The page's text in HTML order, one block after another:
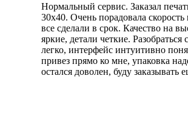
Нормальный сервис. Заказал
30х40. Очень порадовала
все сделали в срок. Качество на
яркие, детали четкие. Разобраться
легко, интерфейс интуитивно
привез прямо ко мне, упаковка
остался доволен, буду заказывать